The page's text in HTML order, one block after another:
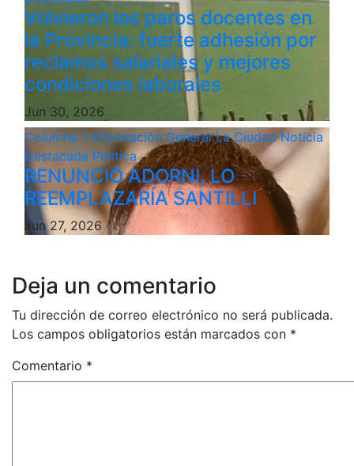
Volvieron los paros docentes en
la Provincia: fuerte adhesión por
reclamos salariales y mejores
condiciones laborales
Jun 30, 2026
Columna 1 Información GeneralLa CiudadNoticia
Destacada Politica
RENUNCIÓ ADORNI, LO
REEMPLAZARÍA SANTILLI
Jun 27, 2026
Deja un comentario
Tu dirección de correo electrónico no será publicada.
Los campos obligatorios están marcados con *
Comentario *